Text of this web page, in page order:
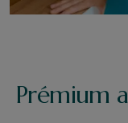
Prémium